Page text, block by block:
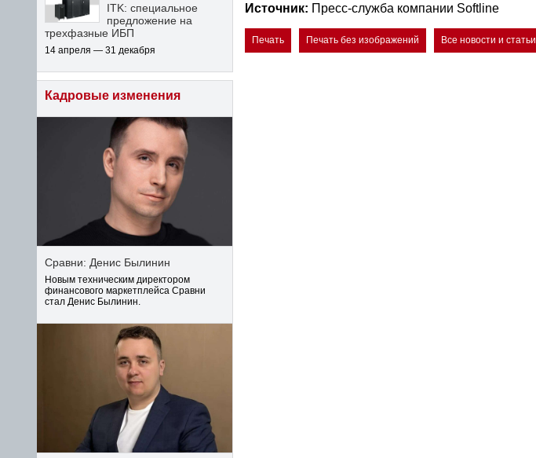
Источник: Пресс-служба компании Softline
Печать Печать без изображений Все новости и статьи
ITK: специальное
предложение на
трехфазные ИБП
14 апреля — 31 декабря
Кадровые изменения
Сравни: Денис Былинин
Новым техническим директором
финансового маркетплейса Сравни
стал Денис Былинин.